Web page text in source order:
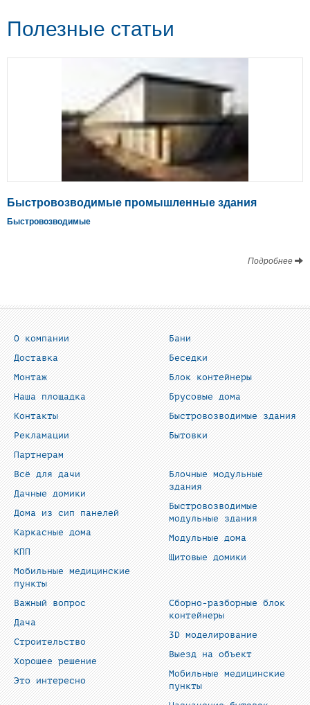
Полезные статьи
Быстровозводимые промышленные здания
Быстровозводимые
Подробнее
О компании
Доставка
Монтаж
Наша площадка
Контакты
Рекламации
Партнерам
Бани
Беседки
Блок контейнеры
Брусовые дома
Быстровозводимые здания
Бытовки
Всё для дачи
Дачные домики
Дома из сип панелей
Каркасные дома
КПП
Мобильные медицинские
пункты
Блочные модульные
здания
Быстровозводимые
модульные здания
Модульные дома
Щитовые домики
Важный вопрос
Дача
Строительство
Хорошее решение
Это интересно
Сборно-разборные блок
контейнеры
3D моделирование
Выезд на объект
Мобильные медицинские
пункты